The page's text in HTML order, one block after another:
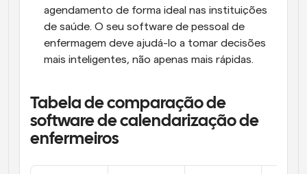
agendamento de forma ideal nas instituições
de saúde. O seu software de pessoal de
enfermagem deve ajudá-lo a tomar decisões
mais inteligentes, não apenas mais rápidas.
Tabela de comparação de
software de calendarização de
enfermeiros